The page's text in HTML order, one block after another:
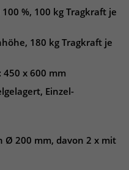
%, 100 kg Tragkraft je
180 kg Tragkraft je
x 600 mm
Einzel-
Ø 200 mm, davon 2 x mit
genutzt um temporär
speichern